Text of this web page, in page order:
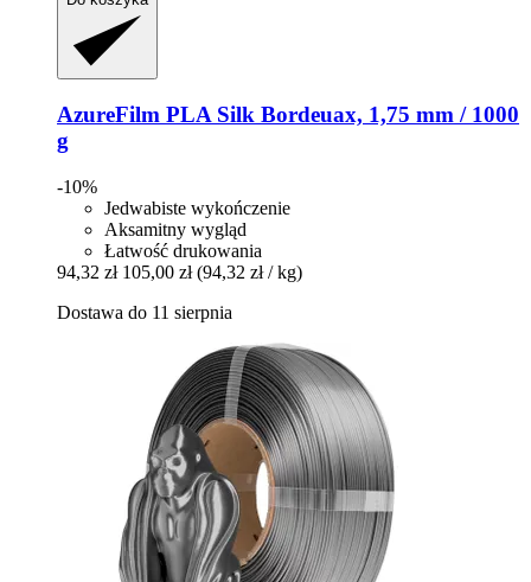
AzureFilm PLA Silk Bordeuax, 1,75 mm / 1000
g
-10%
Jedwabiste wykończenie
Aksamitny wygląd
Łatwość drukowania
94,32 zł 105,00 zł (94,32 zł / kg)
Dostawa do 11 sierpnia